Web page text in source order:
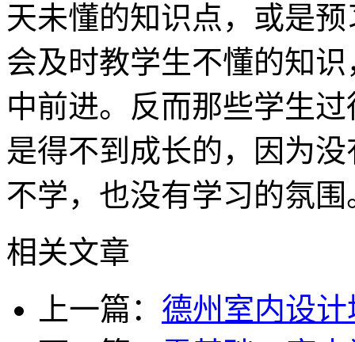
天未懂的知识点，或是
会及时教学生不懂的知
中前进。反而那些学生
是得不到成长的，因为
不学，也没有学习的氛围
相关文章
上一篇： 德州室内设